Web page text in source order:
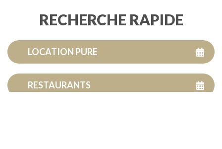
RECHERCHE RAPIDE
LOCATION PURE
RESTAURANTS